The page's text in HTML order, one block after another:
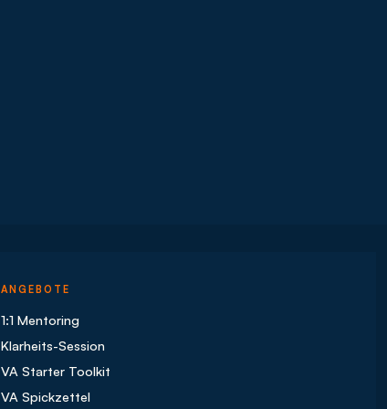
ANGEBOTE
1:1 Mentoring
Klarheits-Session
VA Starter Toolkit
VA Spickzettel